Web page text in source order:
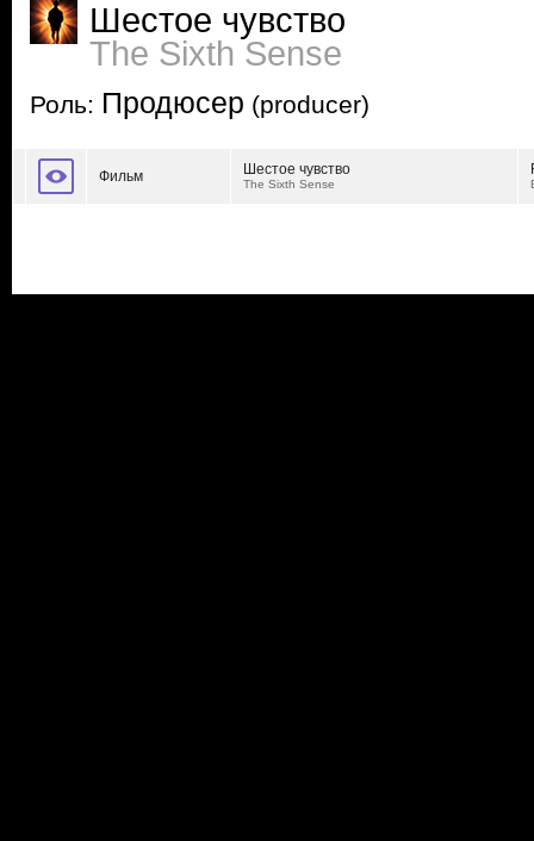
Шестое чувство
The Sixth Sense
Роль: Продюсер (producer)
Фильм Шестое чувство
The Sixth Sense